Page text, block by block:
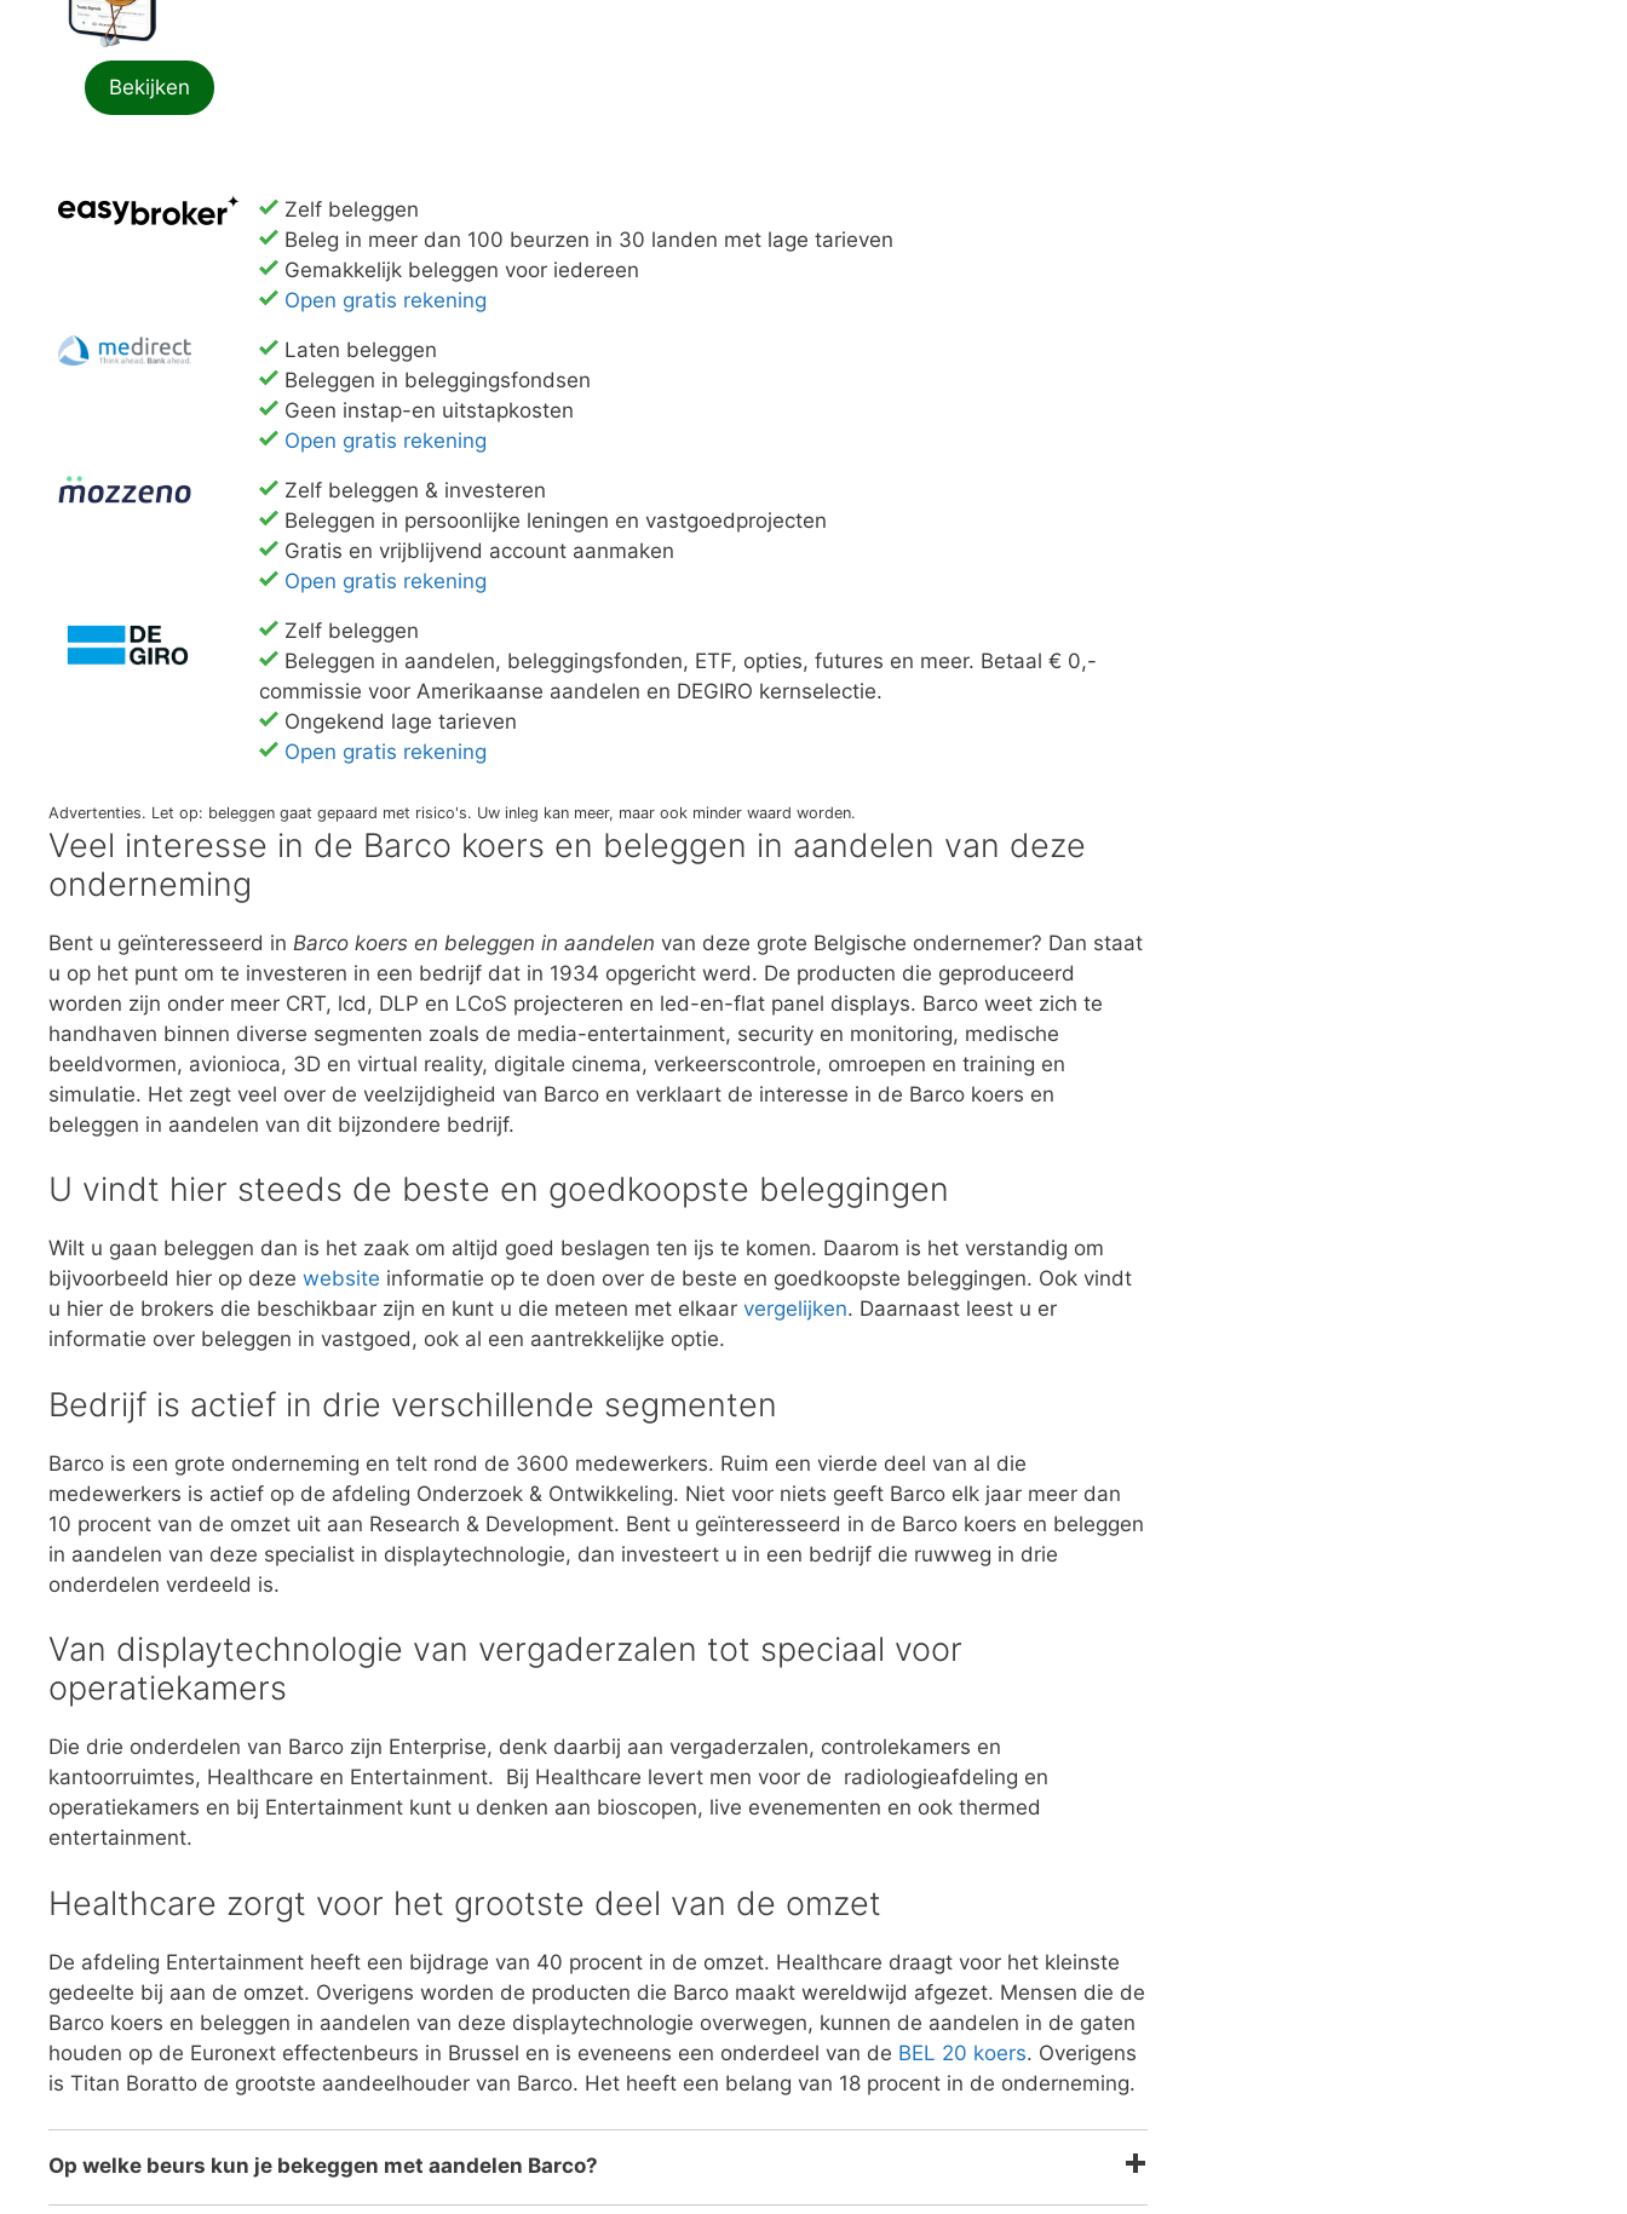
Bekijken
Zelf beleggen
Beleg in meer dan 100 beurzen in 30 landen met lage tarieven
Gemakkelijk beleggen voor iedereen
Open gratis rekening
Laten beleggen
Beleggen in beleggingsfondsen
Geen instap-en uitstapkosten
Open gratis rekening
Zelf beleggen & investeren
Beleggen in persoonlijke leningen en vastgoedprojecten
Gratis en vrijblijvend account aanmaken
Open gratis rekening
Zelf beleggen
Beleggen in aandelen, beleggingsfonden, ETF, opties, futures en meer. Betaal € 0,-
commissie voor Amerikaanse aandelen en DEGIRO kernselectie.
Ongekend lage tarieven
Open gratis rekening
Advertenties. Let op: beleggen gaat gepaard met risico's. Uw inleg kan meer, maar ook minder waard worden.
Veel interesse in de Barco koers en beleggen in aandelen van deze
onderneming
Bent u geïnteresseerd in Barco koers en beleggen in aandelen van deze grote Belgische ondernemer? Dan staat
u op het punt om te investeren in een bedrijf dat in 1934 opgericht werd. De producten die geproduceerd
worden zijn onder meer CRT, lcd, DLP en LCoS projecteren en led-en-flat panel displays. Barco weet zich te
handhaven binnen diverse segmenten zoals de media-entertainment, security en monitoring, medische
beeldvormen, avionioca, 3D en virtual reality, digitale cinema, verkeerscontrole, omroepen en training en
simulatie. Het zegt veel over de veelzijdigheid van Barco en verklaart de interesse in de Barco koers en
beleggen in aandelen van dit bijzondere bedrijf.
U vindt hier steeds de beste en goedkoopste beleggingen
Wilt u gaan beleggen dan is het zaak om altijd goed beslagen ten ijs te komen. Daarom is het verstandig om
bijvoorbeeld hier op deze website informatie op te doen over de beste en goedkoopste beleggingen. Ook vindt
u hier de brokers die beschikbaar zijn en kunt u die meteen met elkaar vergelijken. Daarnaast leest u er
informatie over beleggen in vastgoed, ook al een aantrekkelijke optie.
Bedrijf is actief in drie verschillende segmenten
Barco is een grote onderneming en telt rond de 3600 medewerkers. Ruim een vierde deel van al die
medewerkers is actief op de afdeling Onderzoek & Ontwikkeling. Niet voor niets geeft Barco elk jaar meer dan
10 procent van de omzet uit aan Research & Development. Bent u geïnteresseerd in de Barco koers en beleggen
in aandelen van deze specialist in displaytechnologie, dan investeert u in een bedrijf die ruwweg in drie
onderdelen verdeeld is.
Van displaytechnologie van vergaderzalen tot speciaal voor
operatiekamers
Die drie onderdelen van Barco zijn Enterprise, denk daarbij aan vergaderzalen, controlekamers en
kantoorruimtes, Healthcare en Entertainment. Bij Healthcare levert men voor de radiologieafdeling en
operatiekamers en bij Entertainment kunt u denken aan bioscopen, live evenementen en ook thermed
entertainment.
Healthcare zorgt voor het grootste deel van de omzet
De afdeling Entertainment heeft een bijdrage van 40 procent in de omzet. Healthcare draagt voor het kleinste
gedeelte bij aan de omzet. Overigens worden de producten die Barco maakt wereldwijd afgezet. Mensen die de
Barco koers en beleggen in aandelen van deze displaytechnologie overwegen, kunnen de aandelen in de gaten
houden op de Euronext effectenbeurs in Brussel en is eveneens een onderdeel van de BEL 20 koers. Overigens
is Titan Boratto de grootste aandeelhouder van Barco. Het heeft een belang van 18 procent in de onderneming.
Op welke beurs kun je bekeggen met aandelen Barco?